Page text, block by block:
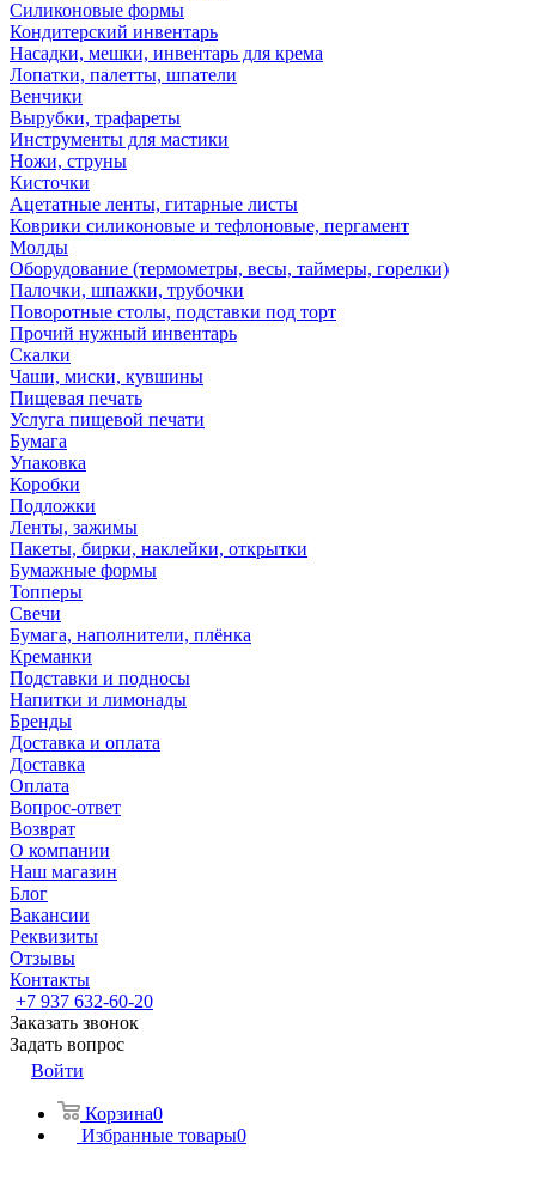
Силиконовые формы
Кондитерский инвентарь
Насадки, мешки, инвентарь для крема
Лопатки, палетты, шпатели
Венчики
Вырубки, трафареты
Инструменты для мастики
Ножи, струны
Кисточки
Ацетатные ленты, гитарные листы
Коврики силиконовые и тефлоновые, пергамент
Молды
Оборудование (термометры, весы, таймеры, горелки)
Палочки, шпажки, трубочки
Поворотные столы, подставки под торт
Прочий нужный инвентарь
Скалки
Чаши, миски, кувшины
Пищевая печать
Услуга пищевой печати
Бумага
Упаковка
Коробки
Подложки
Ленты, зажимы
Пакеты, бирки, наклейки, открытки
Бумажные формы
Топперы
Свечи
Бумага, наполнители, плёнка
Креманки
Подставки и подносы
Напитки и лимонады
Бренды
Доставка и оплата
Доставка
Оплата
Вопрос-ответ
Возврат
О компании
Наш магазин
Блог
Вакансии
Реквизиты
Отзывы
Контакты
+7 937 632-60-20
Заказать звонок
Задать вопрос
Войти
Корзина0
Избранные товары0